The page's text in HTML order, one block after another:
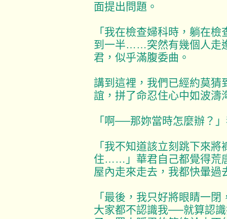
面提出問題。
「我在檢查婦科時，躺在
到一半……突然有幾個人走
君，似乎滿腹委曲。
講到這裡，我們已經約莫猜
誼，拼了命忍住心中如波濤
「啊──那妳當時怎麼辦？
「我不知道該立刻跳下來
住……」華君自己都覺得荒
屋內走來走去，我都快暈過
「最後，我只好將眼睛一
大家都不認識我──就算認